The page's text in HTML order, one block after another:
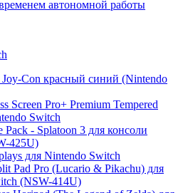
автономной работы
Con красный синий (Nintendo
Screen Pro+ Premium Tempered
Switch
- Splatoon 3 для консоли
425U)
для Nintendo Switch
Pad Pro (Lucario & Pikachu) для
(NSW-414U)